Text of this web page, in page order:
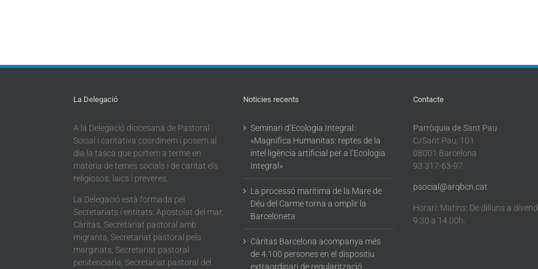
La Delegació
A la Delegació diocesana de Pastoral
Social i caritativa coordinem i posem al
dia la tasca que portem a terme en
matèria de temes socials i de caritat els
religiosos, laics i preveres.
La Delegació està formada pel
Secretariats i entitats: Apostolat del mar,
Càritas, Secretariat pastoral amb
migrants, Secretariat pastoral pels
marginats, Secretariat pastoral
penitenciària, Secretariat pastoral del
Noticies recents
Seminari d’Ecologia Integral:
«Magnifica Humanitas: reptes de la
intel·ligència artificial per a l’Ecologia
Integral»
La processó marítima de la Mare de
Déu del Carme torna a omplir la
Barceloneta
Càritas Barcelona acompanya més
de 4.100 persones en el dispositiu
extraordinari de regularització
Contacte
Parròquia de Sant Pau
C/Sant Pau, 101
08001 Barcelona
93 317-63-97
psocial@arqbcn.cat
Horari: Matins: De dilluns a
9.30 a 14.00h.